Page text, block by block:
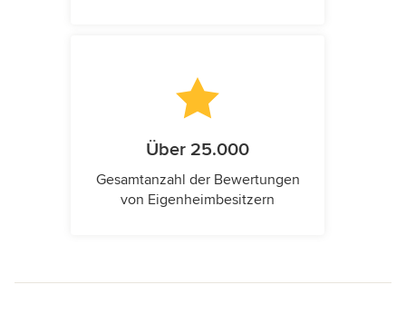
Über 25.000
Gesamtanzahl der Bewertungen
von Eigenheimbesitzern